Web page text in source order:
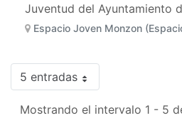
Juventud del Ayuntamiento
Espacio Joven Monzon
5 entradas
Mostrando el intervalo 1 - 5